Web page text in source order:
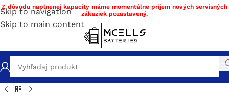
Skip to navigation
Skip to main content
Z dôvodu naplnenej kapacity máme momentálne príjem nových servisných
zákaziek pozastavený.
/Stavba a servis batérie DIY materiál/BMS/BMS Li-ion